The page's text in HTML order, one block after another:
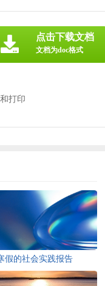
打印
点击下载文档
文档为doc格式
假的社会实践报告